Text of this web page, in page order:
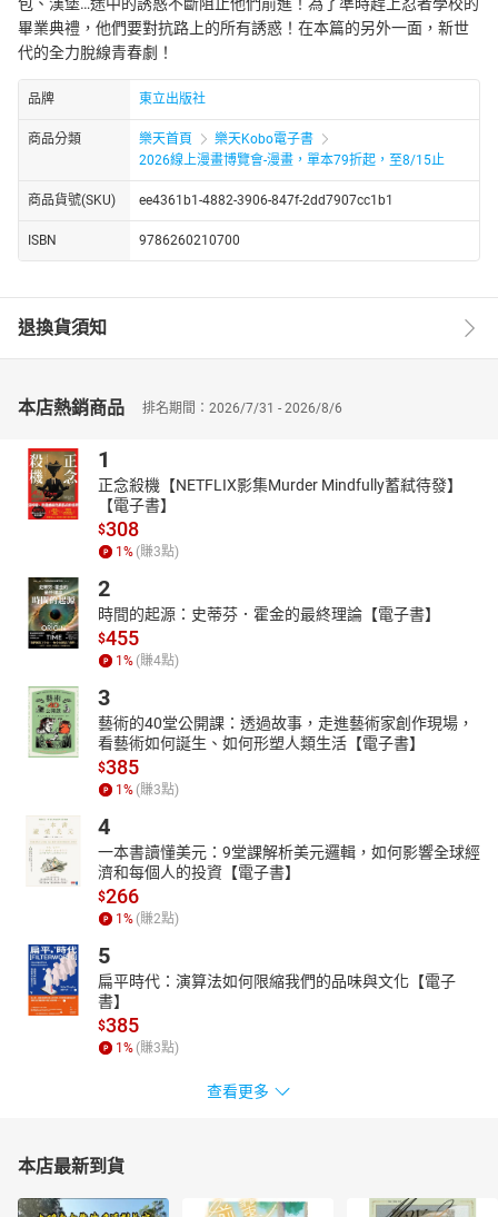
畢業典禮，他們要對抗路上的所有誘惑！在本篇的另外一面，新世
代的全力脫線青春劇！
品牌 東立出版社
商品分類 樂天首頁
樂天Kobo電子書
2026線上漫畫博覽會-漫畫，單本79折起，至8/15止
商品貨號(SKU) ee4361b1-4882-3906-847f-2dd7907cc1b1
ISBN 9786260210700
退換貨須知
本店熱銷商品 排名期間：2026/7/31 - 2026/8/6
1
正念殺機【NETFLIX影集Murder Mindfully蓄弒待發】
【電子書】
$308
1% (賺3點)
2
時間的起源：史蒂芬．霍金的最終理論【電子書】
$455
1% (賺4點)
3
藝術的40堂公開課：透過故事，走進藝術家創作現場，
看藝術如何誕生、如何形塑人類生活【電子書】
$385
1% (賺3點)
4
一本書讀懂美元：9堂課解析美元邏輯，如何影響全球經
濟和每個人的投資【電子書】
$266
1% (賺2點)
5
扁平時代：演算法如何限縮我們的品味與文化【電子
書】
$385
1% (賺3點)
查看更多
本店最新到貨